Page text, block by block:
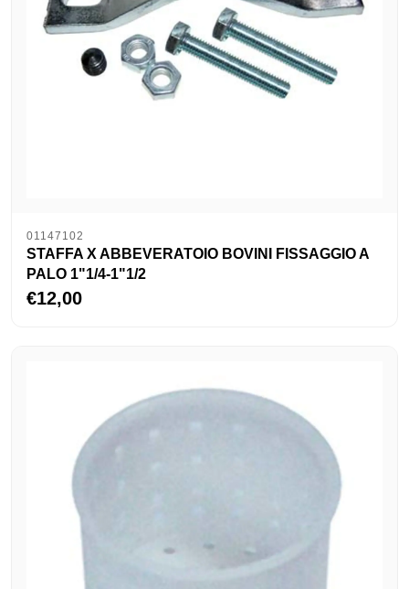
01147102
STAFFA X ABBEVERATOIO BOVINI FISSAGGIO A
PALO 1"1/4-1"1/2
€12,00